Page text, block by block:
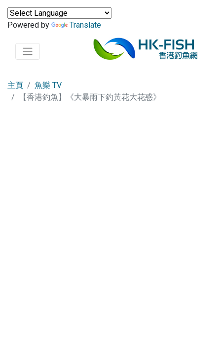
Powered by Translate
主頁
魚樂 TV
【香港釣魚】《大暴雨下釣黃花大花惑》